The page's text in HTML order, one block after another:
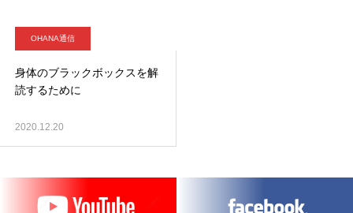
OHANA通信
身体のブラックボックスを解
読するために
2020.12.20